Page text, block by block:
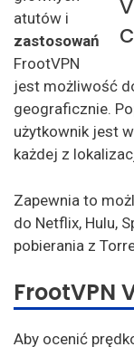
atutów i
zastosowań
FrootVPN
jest możliwość
geograficznie.
użytkownik jest
każdej z
Zapewnia to
do Netflix, Hulu,
pobierania z
FrootVPN
Aby ocenić